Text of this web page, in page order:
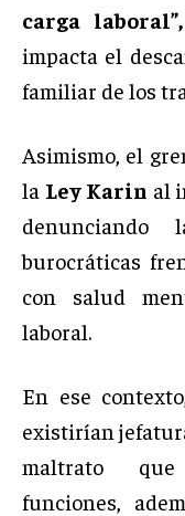
carga laboral”,
impacta el
familiar de los
Asimismo, el
la Ley Karin al
denunciando
burocráticas
con salud
laboral.
En ese
existirían
maltrato que
funciones,